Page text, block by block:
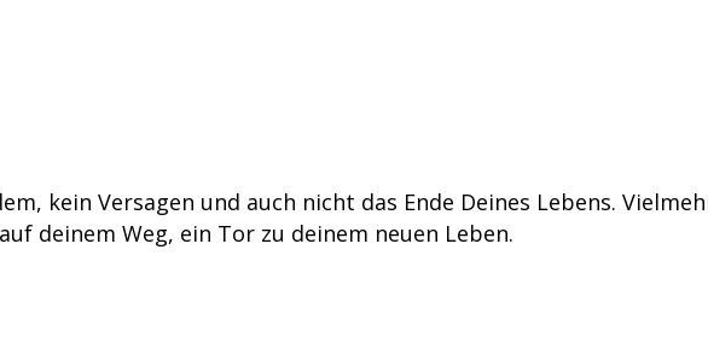
kein Versagen und auch nicht das Ende Deines Lebens.
deinem Weg, ein Tor zu deinem neuen Leben.